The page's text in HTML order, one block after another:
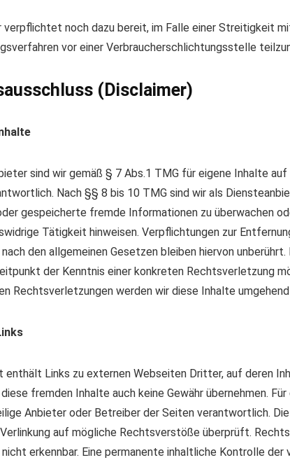
verpflichtet noch dazu bereit, im Falle einer Streitigkeit
vor einer Verbraucherschlichtungsstelle
(Disclaimer)
sind wir gemäß § 7 Abs.1 TMG für eigene Inhalte
Nach §§ 8 bis 10 TMG sind wir als
gespeicherte fremde Informationen zu überwachen
Tätigkeit hinweisen. Verpflichtungen zur
den allgemeinen Gesetzen bleiben hiervon
der Kenntnis einer konkreten Rechtsverletzung
Rechtsverletzungen werden wir diese Inhalte
enthält Links zu externen Webseiten Dritter, auf deren
fremden Inhalte auch keine Gewähr übernehmen.
Anbieter oder Betreiber der Seiten verantwortlich.
auf mögliche Rechtsverstöße überprüft.
nicht erkennbar. Eine permanente inhaltliche Kontrolle